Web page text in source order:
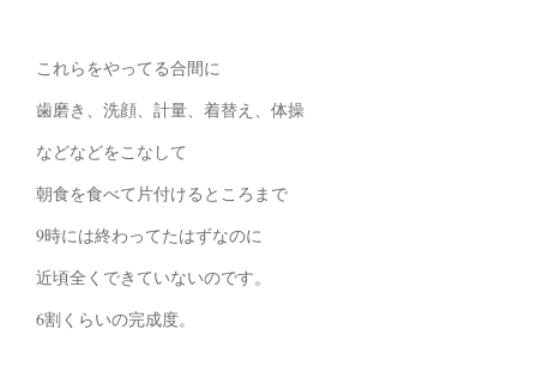
これらをやってる合間に
歯磨き、洗顔、計量、着替え、体操
などなどをこなして
朝食を食べて片付けるところまで
9時には終わってたはずなのに
近頃全くできていないのです。
6割くらいの完成度。